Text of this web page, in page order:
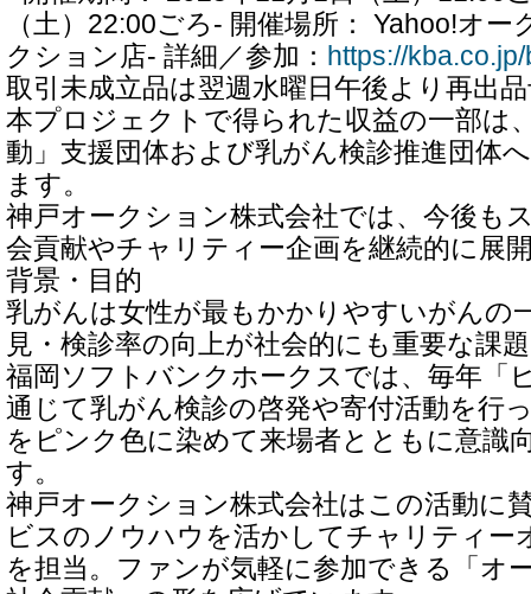
（土）22:00ごろ- 開催場所： Yahoo!オ
クション店- 詳細／参加： https://
取引未成立品は翌週水曜日午後より再出
本プロジェクトで得られた収益の一部は
動」支援団体および乳がん検診推進団体
ます。
神戸オークション株式会社では、今後も
会貢献やチャリティー企画を継続的に展
背景・目的
乳がんは女性が最もかかりやすいがんの
見・検診率の向上が社会的にも重要な課
福岡ソフトバンクホークスでは、毎年「
通じて乳がん検診の啓発や寄付活動を行
をピンク色に染めて来場者とともに意識
す。
神戸オークション株式会社はこの活動に
ビスのノウハウを活かしてチャリティー
を担当。ファンが気軽に参加できる「オ